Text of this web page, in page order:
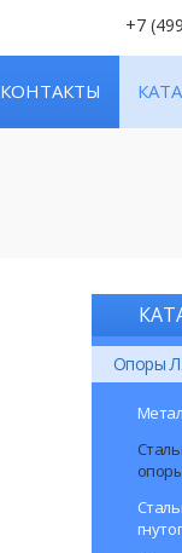
+7
КОНТАКТЫ
Опоры